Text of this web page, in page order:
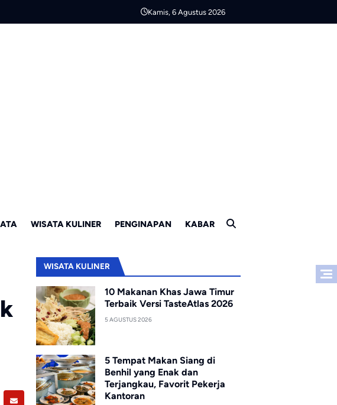
Kamis, 6 Agustus 2026
WISATA KULINER PENGINAPAN KABAR
WISATA KULINER
10 Makanan Khas Jawa Timur
Terbaik Versi TasteAtlas 2026
5 AGUSTUS 2026
5 Tempat Makan Siang di
Benhil yang Enak dan
Terjangkau, Favorit Pekerja
Kantoran